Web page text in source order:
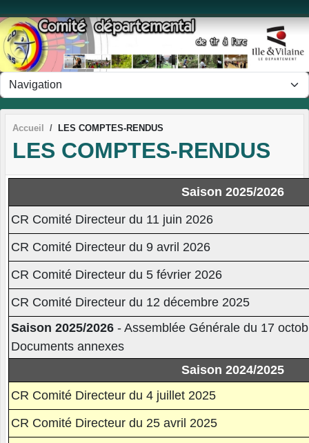
Accueil LES COMPTES-RENDUS
LES COMPTES-RENDUS
Saison 2025/2026
CR Comité Directeur du 11 juin 2026
CR Comité Directeur du 9 avril 2026
CR Comité Directeur du 5 février 2026
CR Comité Directeur du 12 décembre 2025
Saison 2025/2026 - Assemblée Générale du 17
Documents annexes
Saison 2024/2025
CR Comité Directeur du 4 juillet 2025
CR Comité Directeur du 25 avril 2025